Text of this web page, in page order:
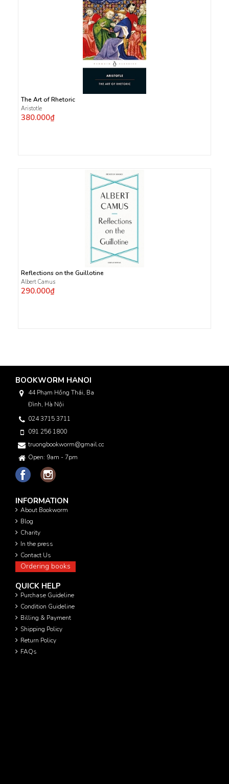
The Art of Rhetoric
Aristotle
380.000₫
Reflections on the Guillotine
Albert Camus
290.000₫
BOOKWORM HANOI
44 Phạm Hồng Thái, Ba
Đình, Hà Nội
024 3715 3711
091 256 1800
truongbookworm@gmail.com
Open: 9am - 7pm
INFORMATION
About Bookworm
Blog
Charity
In the press
Contact Us
Ordering books
QUICK HELP
Purchase Guideline
Condition Guideline
Billing & Payment
Shipping Policy
Return Policy
FAQs